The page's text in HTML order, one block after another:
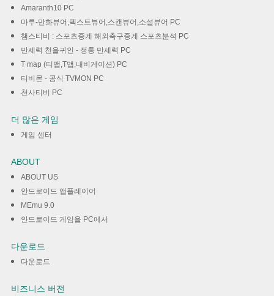
Amaranth10 PC
마루-만화뷰어,텍스트뷰어,스캔뷰어,소설뷰어 PC
챔스티비 : 스포츠중계 해외축구중계 스포츠분석 PC
만세력 천을귀인 - 정통 만세력 PC
T map (티맵,T맵,내비게이션) PC
티비몬 - 공식 TVMON PC
천사티비 PC
더 많은 게임
게임 센터
ABOUT
ABOUT US
안드로이드 앱플레이어
MEmu 9.0
안드로이드 게임을 PC에서
다운로드
다운로드
비즈니스 버전